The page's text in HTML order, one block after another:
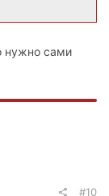
нужно сами
#10